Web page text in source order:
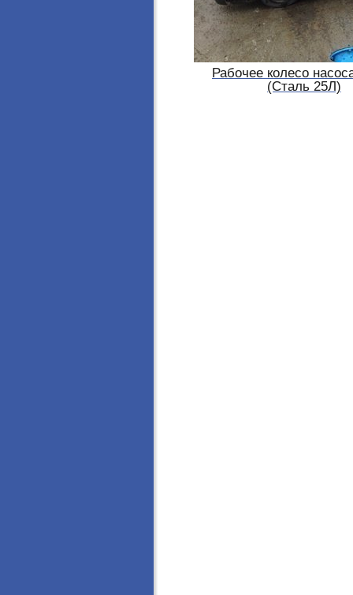
Рабочее колесо
(Сталь 25Л)